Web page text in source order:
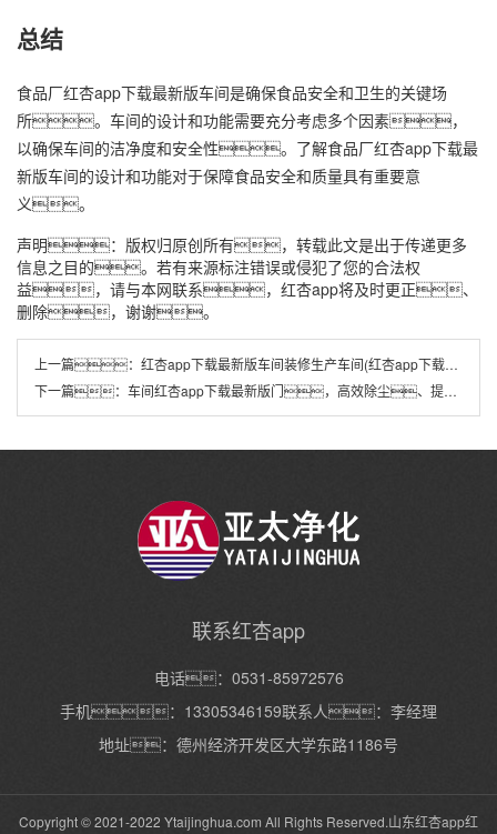
总结
食品厂红杏app下载最新版车间是确保食品安全和卫生的关键场
所。车间的设计和功能需要充分考虑多个因素，
以确保车间的洁净度和安全性。了解食品厂红杏app下载最
新版车间的设计和功能对于保障食品安全和质量具有重要意
义。
声明：版权归原创所有，转载此文是出于传递更多
信息之目的。若有来源标注错误或侵犯了您的合法权
益，请与本网联系，红杏app将及时更正、
删除，谢谢。
上一篇： 红杏app下载最新版车间装修生产车间(红杏app下载最新版车间装修生产车间注意事项)
下一篇： 车间红杏app下载最新版门，高效除尘、提升生产环境(车间红杏app下载最新版门，打造无尘生产环境)
联系红杏app
电话：0531-85972576
手机：13305346159联系人：李经理
地址：德州经济开发区大学东路1186号
Copyright © 2021-2022 Ytaijinghua.com All Rights Reserved.山东红杏app红